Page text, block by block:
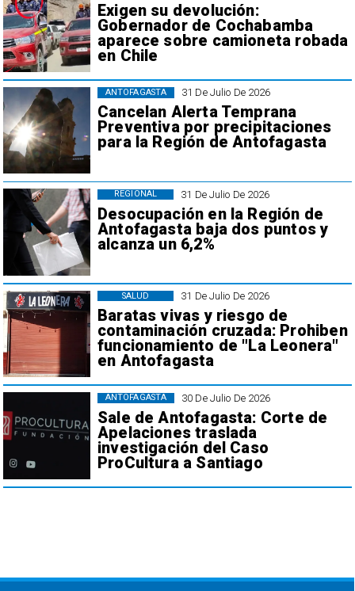
Exigen su devolución:
Gobernador de Cochabamba
aparece sobre camioneta robada
en Chile
31 De Julio De 2026
Cancelan Alerta Temprana
Preventiva por precipitaciones
para la Región de Antofagasta
ANTOFAGASTA
31 De Julio De 2026
Desocupación en la Región de
Antofagasta baja dos puntos y
alcanza un 6,2%
REGIONAL
31 De Julio De 2026
Baratas vivas y riesgo de
contaminación cruzada: Prohiben
funcionamiento de "La Leonera"
en Antofagasta
SALUD
30 De Julio De 2026
Sale de Antofagasta: Corte de
Apelaciones traslada
investigación del Caso
ProCultura a Santiago
ANTOFAGASTA